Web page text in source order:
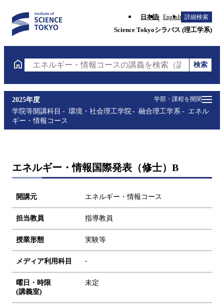
日本語 English 詳細検索
Science Tokyoシラバス (理工学系)
エネルギー・情報コースの講義を検索（講義名・科
検索
学部・課程を開閉
2025年度
学院等開講科目
環境・社会理工学院 融合理工学系
エネル
ギー・情報コース
エネルギー・情報国際発表（修士）B
開講元 エネルギー・情報コース
担当教員 指導教員
授業形態 実験等
メディア利用科目 -
曜日・時限
(講義室)
未定